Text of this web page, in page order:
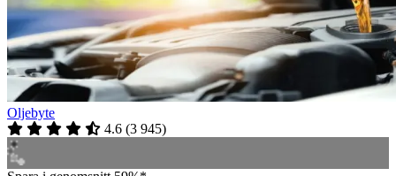
Oljebyte
4.6 (3 945)